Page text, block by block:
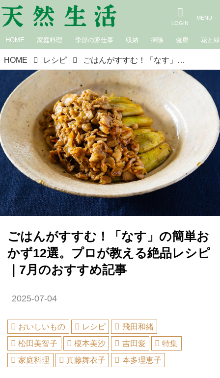
HOME 家庭料理 季節の家仕事 収納 掃除 健康 花と緑
HOME レシピ ごはんがすすむ！「なす」の簡単おかず12選。プロが教える絶品レシピ｜7月のおすすめ記事
ごはんがすすむ！「なす」の簡単お
かず12選。プロが教える絶品レシピ
｜7月のおすすめ記事
2025-07-04
おいしいもの レシピ
飛田和緒
松田美智子
榎本美沙 吉田愛
特集
家庭料理
真藤舞衣子 本多理恵子